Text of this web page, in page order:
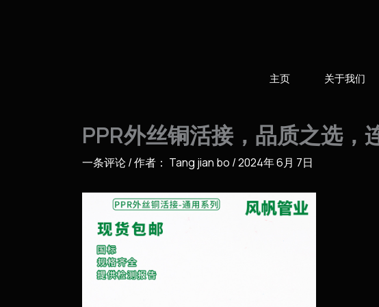
主页 关于我们
PPR外丝铜活接，品质之选，
一条评论/ 作者： Tang jian bo /2024年 6月 7日